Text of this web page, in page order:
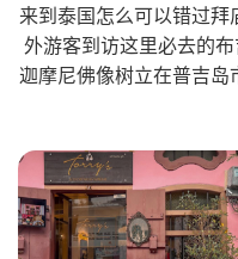
来到泰国怎么可以错过
外游客到访这里必去的
迦摩尼佛像树立在普吉